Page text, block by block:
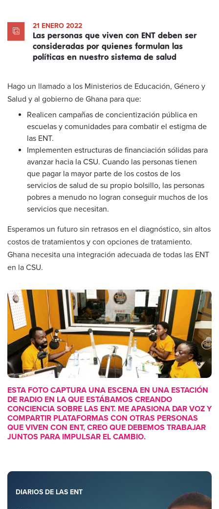
21 ENERO 2022
Las personas que viven con ENT deben ser
consideradas por quienes formulan las
políticas en nuestro sistema de salud
Hago un llamado a los Ministerios de Educación, Género y
Salud y al gobierno de Ghana para que:
Realicen campañas de concientización pública en
escuelas y comunidades para combatir el estigma de
las ENT.
Implementen estructuras de financiación sólidas para
avanzar hacia la CSU. Cuando las personas tienen
que pagar la mayor parte de los costos de los
servicios de salud de su propio bolsillo, las personas
pobres a menudo no logran conseguir muchos de los
servicios que necesitan.
Esperamos un futuro sin retrasos en el diagnóstico, sin altos
costos de tratamientos y con opciones de tratamiento.
Ghana necesita una integración adecuada de todas las ENT
en la CSU.
ESTA FOTO CAPTURA UNA ESCENA EN UNA ESTACIÓN
DE RADIO EN LA QUE ESTÁBAMOS CREANDO
CONCIENCIA SOBRE LAS ENT. ME APASIONA DAR VOZ Y
COMPARTIR PLATAFORMAS CON OTRAS PERSONAS
QUE VIVEN CON ENT, CREO QUE DEBEMOS TRABAJAR
JUNTOS PARA IMPULSAR EL CAMBIO.
DIARIOS DE LAS ENT